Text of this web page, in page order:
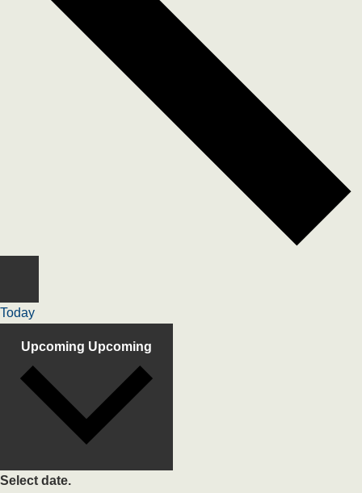
Today
Upcoming Upcoming
Select date.